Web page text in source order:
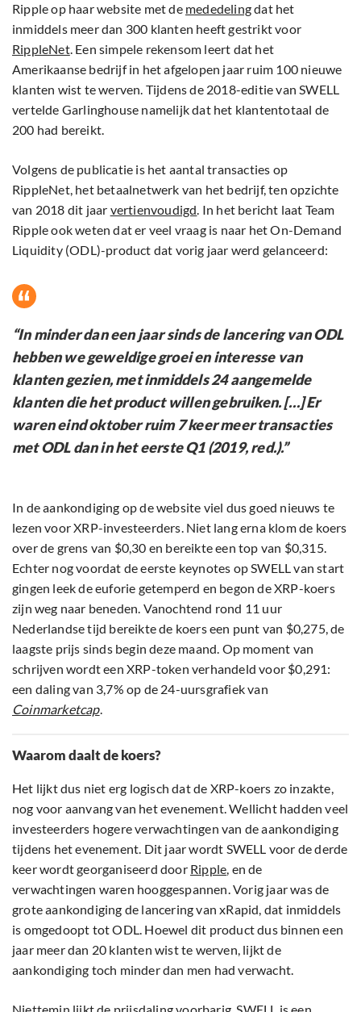
Ripple op haar website met de mededelingdat het
inmiddels meer dan 300 klanten heeft gestrikt voor
RippleNet. Een simpele rekensom leert dat het
Amerikaanse bedrijf in het afgelopen jaar ruim 100 nieuwe
klanten wist te werven. Tijdens de 2018-editie van SWELL
vertelde Garlinghouse namelijk dat het klantentotaal de
200 had bereikt.
Volgens de publicatie is het aantal transacties op
RippleNet, het betaalnetwerk van het bedrijf, ten opzichte
van 2018 dit jaar vertienvoudigd. In het bericht laat Team
Ripple ook weten dat er veel vraag is naar het On-Demand
Liquidity (ODL)-product dat vorig jaar werd gelanceerd:
“In minder dan een jaar sinds de lancering van ODL
hebben we geweldige groei en interesse van
klanten gezien, met inmiddels 24 aangemelde
klanten die het product willen gebruiken. […] Er
waren eind oktober ruim 7 keer meer transacties
met ODL dan in het eerste Q1 (2019, red.).”
In de aankondiging op de website viel dus goed nieuws te
lezen voor XRP-investeerders. Niet lang erna klom de koers
over de grens van $0,30 en bereikte een top van $0,315.
Echter nog voordat de eerste keynotes op SWELL van start
gingen leek de euforie getemperd en begon de XRP-koers
zijn weg naar beneden. Vanochtend rond 11 uur
Nederlandse tijd bereikte de koers een punt van $0,275, de
laagste prijs sinds begin deze maand. Op moment van
schrijven wordt een XRP-token verhandeld voor $0,291:
een daling van 3,7% op de 24-uursgrafiek van
Coinmarketcap.
Waarom daalt de koers?
Het lijkt dus niet erg logisch dat de XRP-koers zo inzakte,
nog voor aanvang van het evenement. Wellicht hadden veel
investeerders hogere verwachtingen van de aankondiging
tijdens het evenement. Dit jaar wordt SWELL voor de derde
keer wordt georganiseerd door Ripple, en de
verwachtingen waren hooggespannen. Vorig jaar was de
grote aankondiging de lancering van xRapid, dat inmiddels
is omgedoopt tot ODL. Hoewel dit product dus binnen een
jaar meer dan 20 klanten wist te werven, lijkt de
aankondiging toch minder dan men had verwacht.